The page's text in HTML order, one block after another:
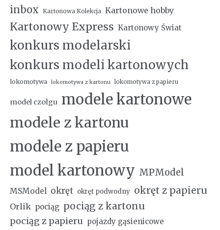
inbox Kartonowa Kolekcja Kartonowe hobby
Kartonowy Express Kartonowy Świat
konkurs modelarski
konkurs modeli kartonowych
lokomotywa lokomotywa z kartonu lokomotywa z papieru
model czołgu modele kartonowe
modele z kartonu
modele z papieru
model kartonowy MPModel
MSModel okręt okręt podwodny okręt z papieru
Orlik pociąg pociąg z kartonu
pociąg z papieru pojazdy gąsienicowe